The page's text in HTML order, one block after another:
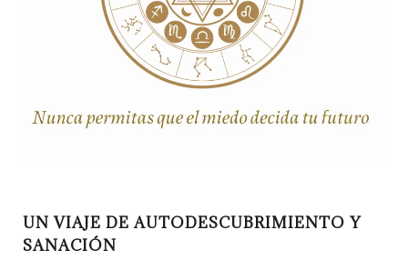
UN VIAJE DE AUTODESCUBRIMIENTO Y
SANACIÓN